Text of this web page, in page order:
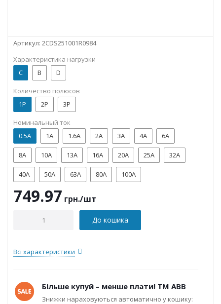
Артикул: 2CDS251001R0984
Характеристика нагрузки
C
B D
Количество полюсов
1P
2P 3P
Номинальный ток
0.5А
1А 1.6А 2А 3А 4А 6А
8А 10А 13А 16А 20А 25А 32А
40А 50А 63А 80А 100А
749.97 грн./шт
До кошика
Всі характеристики
Більше купуй – менше плати! ТМ ABB
Знижки нараховуються автоматично у кошику: